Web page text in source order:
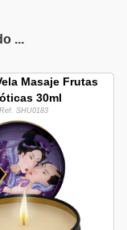
...
Masaje Frutas
30ml
Ref. SHU0183